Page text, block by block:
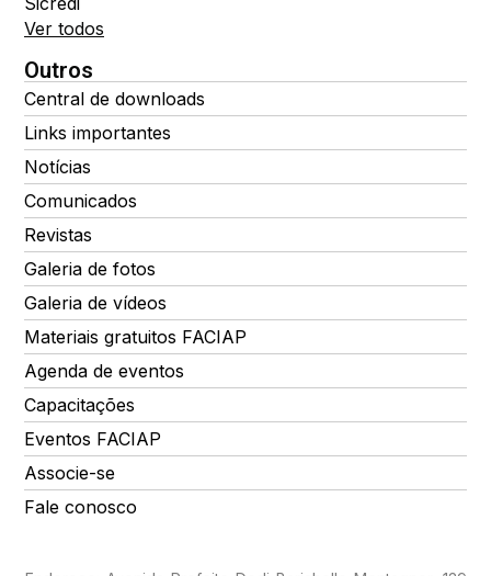
Ver todos
Outros
Central de downloads
Links importantes
Notícias
Comunicados
Revistas
Galeria de fotos
Galeria de vídeos
Materiais gratuitos FACIAP
Agenda de eventos
Capacitações
Eventos FACIAP
Associe-se
Fale conosco